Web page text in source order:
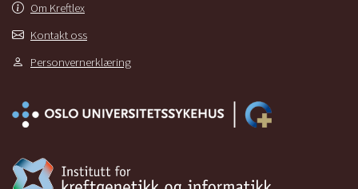
Om Kreftlex
Kontakt oss
Personvernerklæring